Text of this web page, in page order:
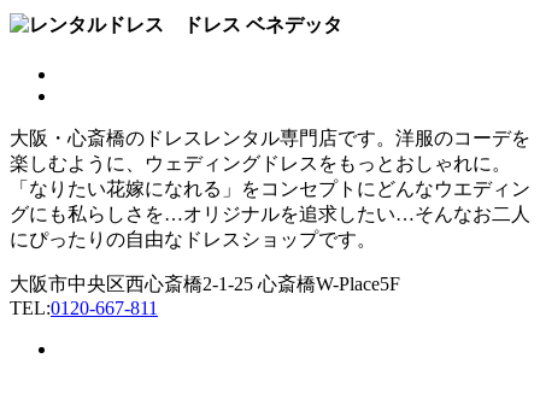
大阪・心斎橋のドレスレンタル専門店です。洋服のコーデを
楽しむように、ウェディングドレスをもっとおしゃれに。
「なりたい花嫁になれる」をコンセプトにどんなウエディン
グにも私らしさを…オリジナルを追求したい…そんなお二人
にぴったりの自由なドレスショップです。
大阪市中央区西心斎橋2-1-25 心斎橋W-Place5F
TEL:0120-667-811